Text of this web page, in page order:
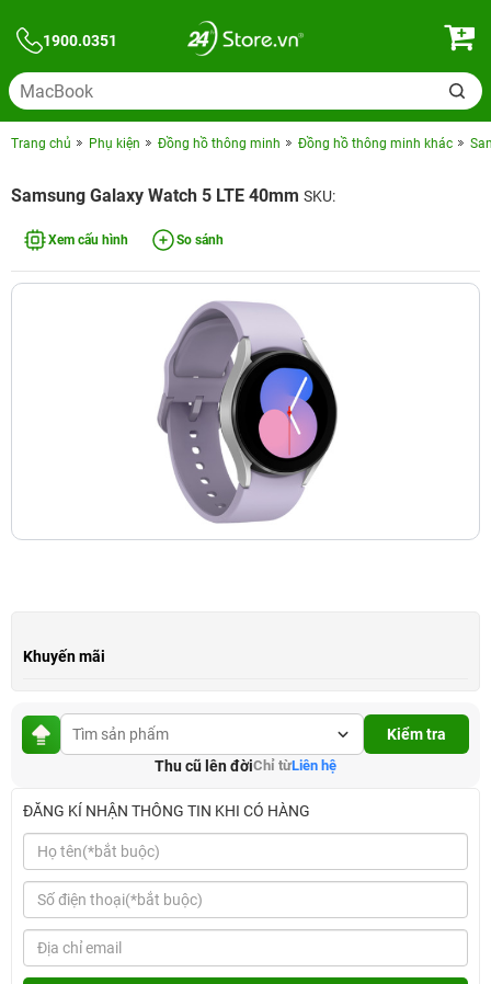
1900.0351
Trang chủ Phụ kiện Đồng hồ thông minh Đồng hồ thông minh khác
Samsung Galaxy Watch 5 LTE 40mm SKU:
Xem cấu hình So sánh
Khuyến mãi
Kiểm tra
Thu cũ lên đờiChỉ từLiên hệ
ĐĂNG KÍ NHẬN THÔNG TIN KHI CÓ HÀNG